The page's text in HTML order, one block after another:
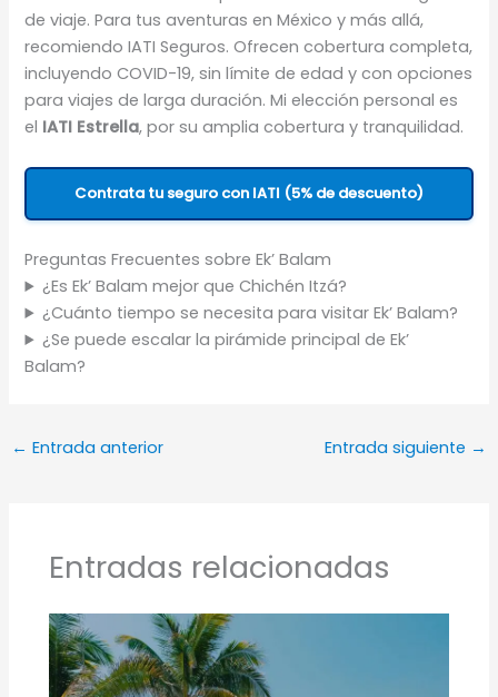
de viaje. Para tus aventuras en México y más allá,
recomiendo IATI Seguros. Ofrecen cobertura completa,
incluyendo COVID-19, sin límite de edad y con opciones
para viajes de larga duración. Mi elección personal es
el IATI Estrella, por su amplia cobertura y tranquilidad.
Contrata tu seguro con IATI (5% de descuento)
Preguntas Frecuentes sobre Ek’ Balam
¿Es Ek’ Balam mejor que Chichén Itzá?
¿Cuánto tiempo se necesita para visitar Ek’ Balam?
¿Se puede escalar la pirámide principal de Ek’
Balam?
← Entrada anterior Entrada siguiente →
Entradas relacionadas